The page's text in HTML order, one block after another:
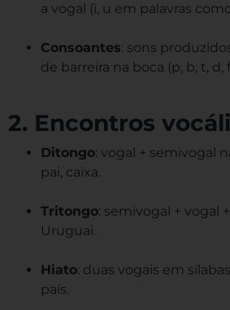
a vogal (i, u em palavras
Consoantes: sons
de barreira na boca (p, b, t, d,
2. Encontros
Ditongo: vogal + semivogal
pai, caixa.
Tritongo: semivogal + vogal
Uruguai.
Hiato: duas vogais em
país.